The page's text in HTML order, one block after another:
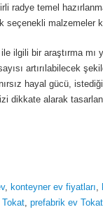
radye temel
seçenekli malzemeler
ile ilgili bir araştırma
artırılabilecek
hayal gücü,
dikkate alarak
, konteyner ev fiyatları,
Tokat, prefabrik ev Tokat